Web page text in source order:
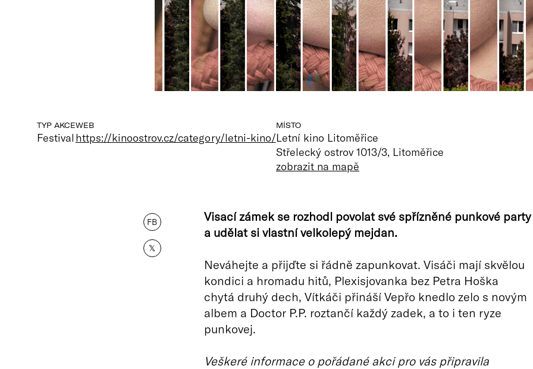
TYP AKCE
Festival
WEB
https://kinoostrov.cz/category/letni-kino/
MÍSTO
Letní kino Litoměřice
Střelecký ostrov 1013/3, Litoměřice
zobrazit na mapě
FB
𝕏
Visací zámek se rozhodl povolat své spřízněné punkové party
a udělat si vlastní velkolepý mejdan.
Neváhejte a přijďte si řádně zapunkovat. Visáči mají skvělou
kondici a hromadu hitů, Plexisjovanka bez Petra Hoška
chytá druhý dech, Vítkáči přináší Vepřo knedlo zelo s novým
albem a Doctor P.P. roztančí každý zadek, a to i ten ryze
punkovej.
Veškeré informace o pořádané akci pro vás připravila